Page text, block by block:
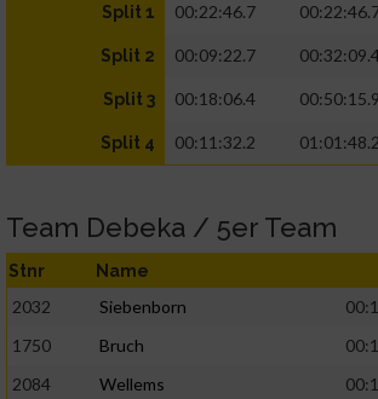
Split 1 00:22:46.7
Split 2 00:09:22.7
Split 3 00:18:06.4 00:50:15.9
Split 4 00:11:32.2 01:01:48.2
Team Debeka / 5er Team
Stnr Name
2032 Siebenborn
1750
Bruch
2084
Wellems